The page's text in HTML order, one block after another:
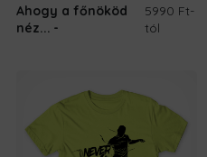
Ahogy a főnököd
néz...
5990 Ft-
tól